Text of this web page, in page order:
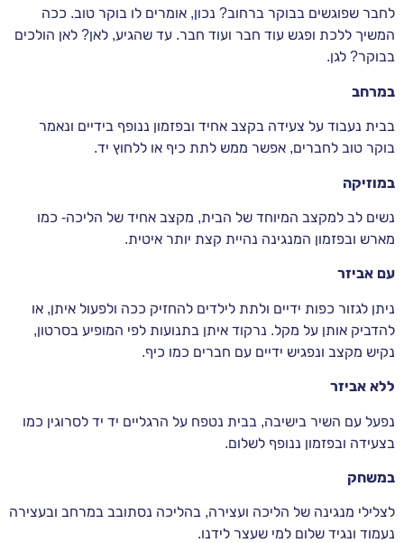
לחבר שפוגשים בבוקר ברחוב? נכון, אומרים לו בוקר טוב. ככה
המשיך ללכת ופגש עוד חבר ועוד חבר. עד שהגיע, לאן? לאן הולכים
בבוקר? לגן.
במרחב
בבית נעבוד על צעידה בקצב אחיד ובפזמון ננופף בידיים ונאמר
בוקר טוב לחברים, אפשר ממש לתת כיף או ללחוץ יד.
במוזיקה
נשים לב למקצב המיוחד של הבית, מקצב אחיד של הליכה- כמו
מארש ובפזמון המנגינה נהיית קצת יותר איטית.
עם אביזר
ניתן לגזור כפות ידיים ולתת לילדים להחזיק ככה ולפעול איתן, או
להדביק אותן על מקל. נרקוד איתן בתנועות לפי המופיע בסרטון,
נקיש מקצב ונפגיש ידיים עם חברים כמו כיף.
ללא אביזר
נפעל עם השיר בישיבה, בבית נטפח על הרגליים יד יד לסרוגין כמו
בצעידה ובפזמון ננופף לשלום.
במשחק
לצלילי מנגינה של הליכה ועצירה, בהליכה נסתובב במרחב ובעצירה
נעמוד ונגיד שלום למי שעצר לידנו.